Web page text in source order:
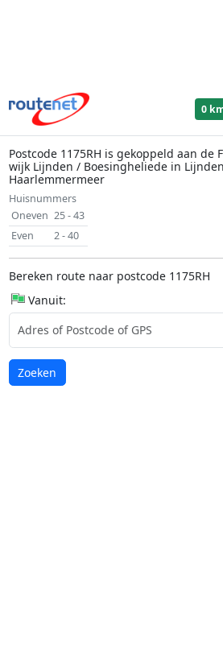
0
Postcode 1175RH is gekoppeld aan
wijk Lijnden / Boesingheliede in
Haarlemmermeer
Huisnummers
Oneven 25 - 43
Even
2 - 40
Bereken route naar postcode 1175RH
Vanuit:
Laden...
Zoeken